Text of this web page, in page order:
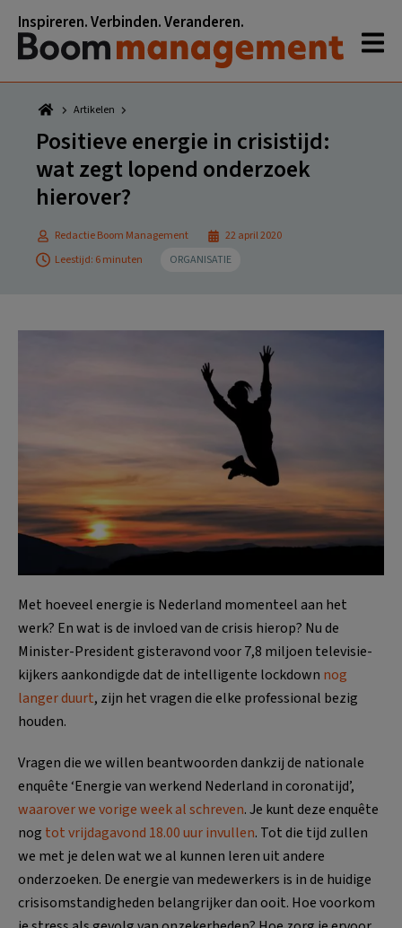
naar
hoofdnavigatie
naar
hoofd
inhoud
naar
eerste
sidebar
naar
voettekst
Inspireren. Verbinden. Veranderen.
Artikelen
Positieve energie in crisistijd:
wat zegt lopend onderzoek
hierover?
Redactie Boom Management
22 april 2020
Leestijd: 6 minuten
ORGANISATIE
Met hoeveel energie is Nederland momenteel aan het
werk? En wat is de invloed van de crisis hierop? Nu de
Minister-President gisteravond voor 7,8 miljoen televisie-
kijkers aankondigde dat de intelligente lockdown nog
langer duurt, zijn het vragen die elke professional bezig
houden.
Vragen die we willen beantwoorden dankzij de nationale
enquête ‘Energie van werkend Nederland in coronatijd’,
waarover we vorige week al schreven. Je kunt deze enquête
nog tot vrijdagavond 18.00 uur invullen. Tot die tijd zullen
we met je delen wat we al kunnen leren uit andere
onderzoeken. De energie van medewerkers is in de huidige
crisisomstandigheden belangrijker dan ooit. Hoe voorkom